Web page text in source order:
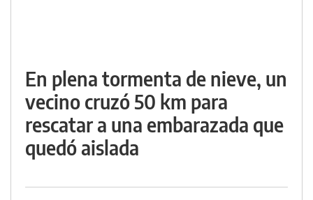
En plena tormenta de nieve, un
vecino cruzó 50 km para
rescatar a una embarazada que
quedó aislada